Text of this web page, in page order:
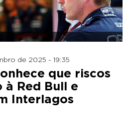
de 2025 - 19:35
que riscos
à Red Bull e
Interlagos